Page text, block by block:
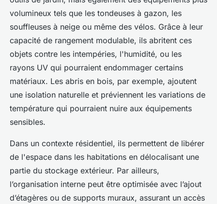
volumineux tels que les tondeuses à gazon, les
souffleuses à neige ou même des vélos. Grâce à leur
capacité de rangement modulable, ils abritent ces
objets contre les intempéries, l'humidité, ou les
rayons UV qui pourraient endommager certains
matériaux. Les abris en bois, par exemple, ajoutent
une isolation naturelle et préviennent les variations de
température qui pourraient nuire aux équipements
sensibles.
Dans un contexte résidentiel, ils permettent de libérer
de l'espace dans les habitations en délocalisant une
partie du stockage extérieur. Par ailleurs,
l’organisation interne peut être optimisée avec l’ajout
d’étagères ou de supports muraux, assurant un accès